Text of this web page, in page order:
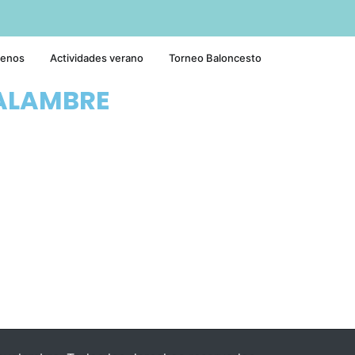
Actividades verano Torneo Baloncesto